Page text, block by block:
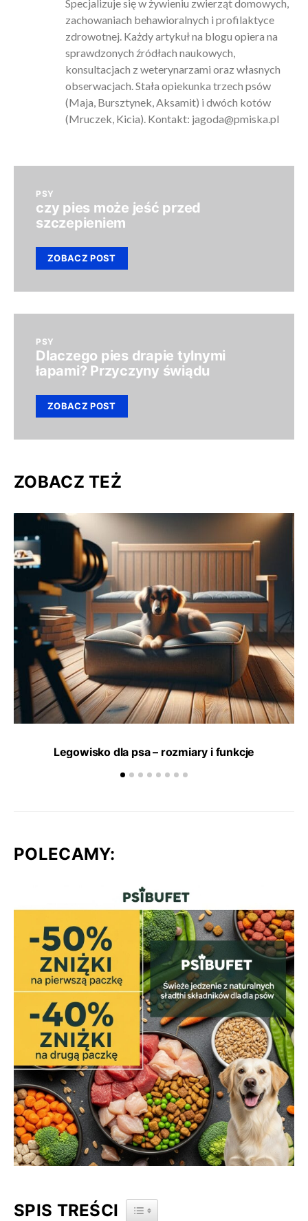
Specjalizuje się w żywieniu zwierząt domowych,
zachowaniach behawioralnych i profilaktyce
zdrowotnej. Każdy artykuł na blogu opiera na
sprawdzonych źródłach naukowych,
konsultacjach z weterynarzami oraz własnych
obserwacjach. Stała opiekunka trzech psów
(Maja, Bursztynek, Aksamit) i dwóch kotów
(Mruczek, Kicia). Kontakt: jagoda@pmiska.pl
PSY
czy pies może jeść przed
szczepieniem
ZOBACZ POST
PSY
Dlaczego pies drapie tylnymi
łapami? Przyczyny świądu
ZOBACZ POST
ZOBACZ TEŻ
Legowisko dla psa – rozmiary i funkcje
POLECAMY:
SPIS TREŚCI TOGGLE TABLE OF CONTENT